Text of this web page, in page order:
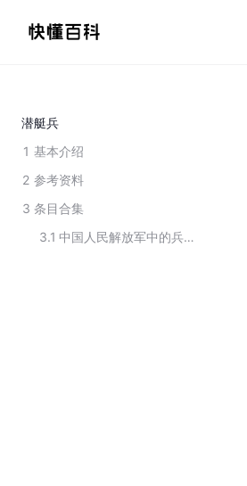
潜艇兵
1 基本介绍
2 参考资料
3 条目合集
3.1
中国人民解放军中的兵种